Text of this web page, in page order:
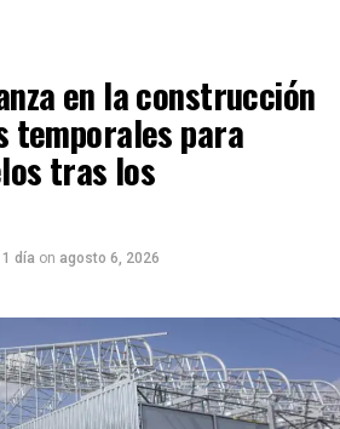
en la construcción
temporales para
tras los
1 día on agosto 6, 2026